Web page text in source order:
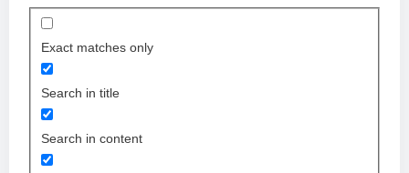
Exact matches only
Search in title
Search in content